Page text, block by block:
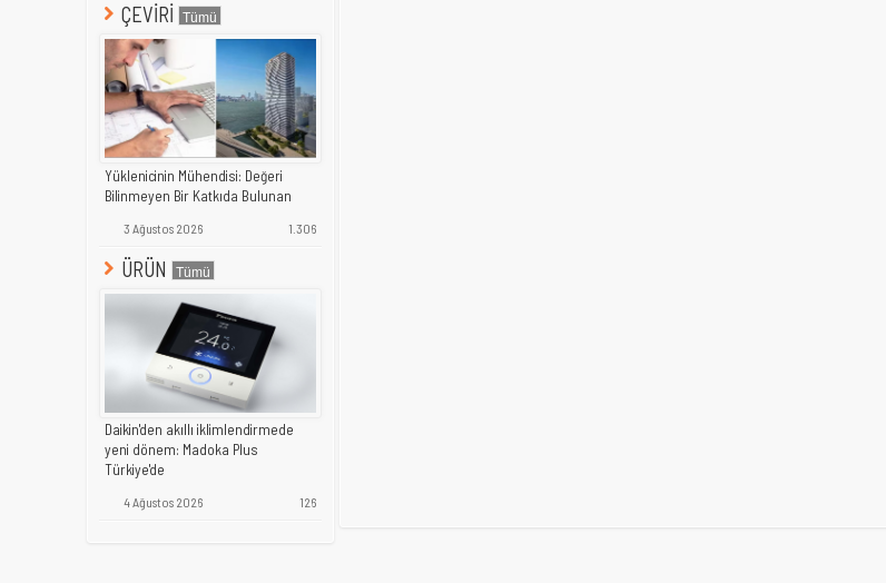
ÇEVİRİ
Yüklenicinin Mühendisi: Değeri
Bilinmeyen Bir Katkıda Bulunan
3 Ağustos 2026 1.306
ÜRÜN
Daikin'den akıllı iklimlendirmede
yeni dönem: Madoka Plus
Türkiye'de
4 Ağustos 2026 126